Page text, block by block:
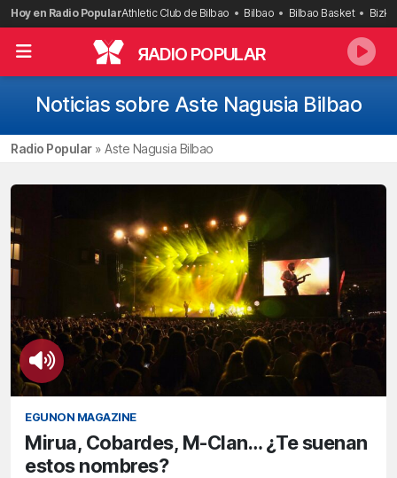
Saltar
al
contenido
Hoy en Radio PopularAthletic Club de Bilbao Bilbao Bilbao Basket
RADIO POPULAR
Noticias sobre Aste Nagusia Bilbao
Radio Popular» Aste Nagusia Bilbao
EGUNON MAGAZINE
Mirua, Cobardes, M-Clan… ¿Te suenan
estos nombres?